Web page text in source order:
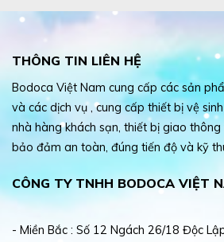
THÔNG TIN LIÊN HỆ
Bodoca Việt Nam cung cấp các sản
và các dịch vụ , cung cấp thiết bị vệ
nhà hàng khách sạn, thiết bị giao
bảo đảm an toàn, đúng tiến độ và kỹ
CÔNG TY TNHH BODOCA VIỆT
- Miền Bắc : Số 12 Ngách 26/18 Độc